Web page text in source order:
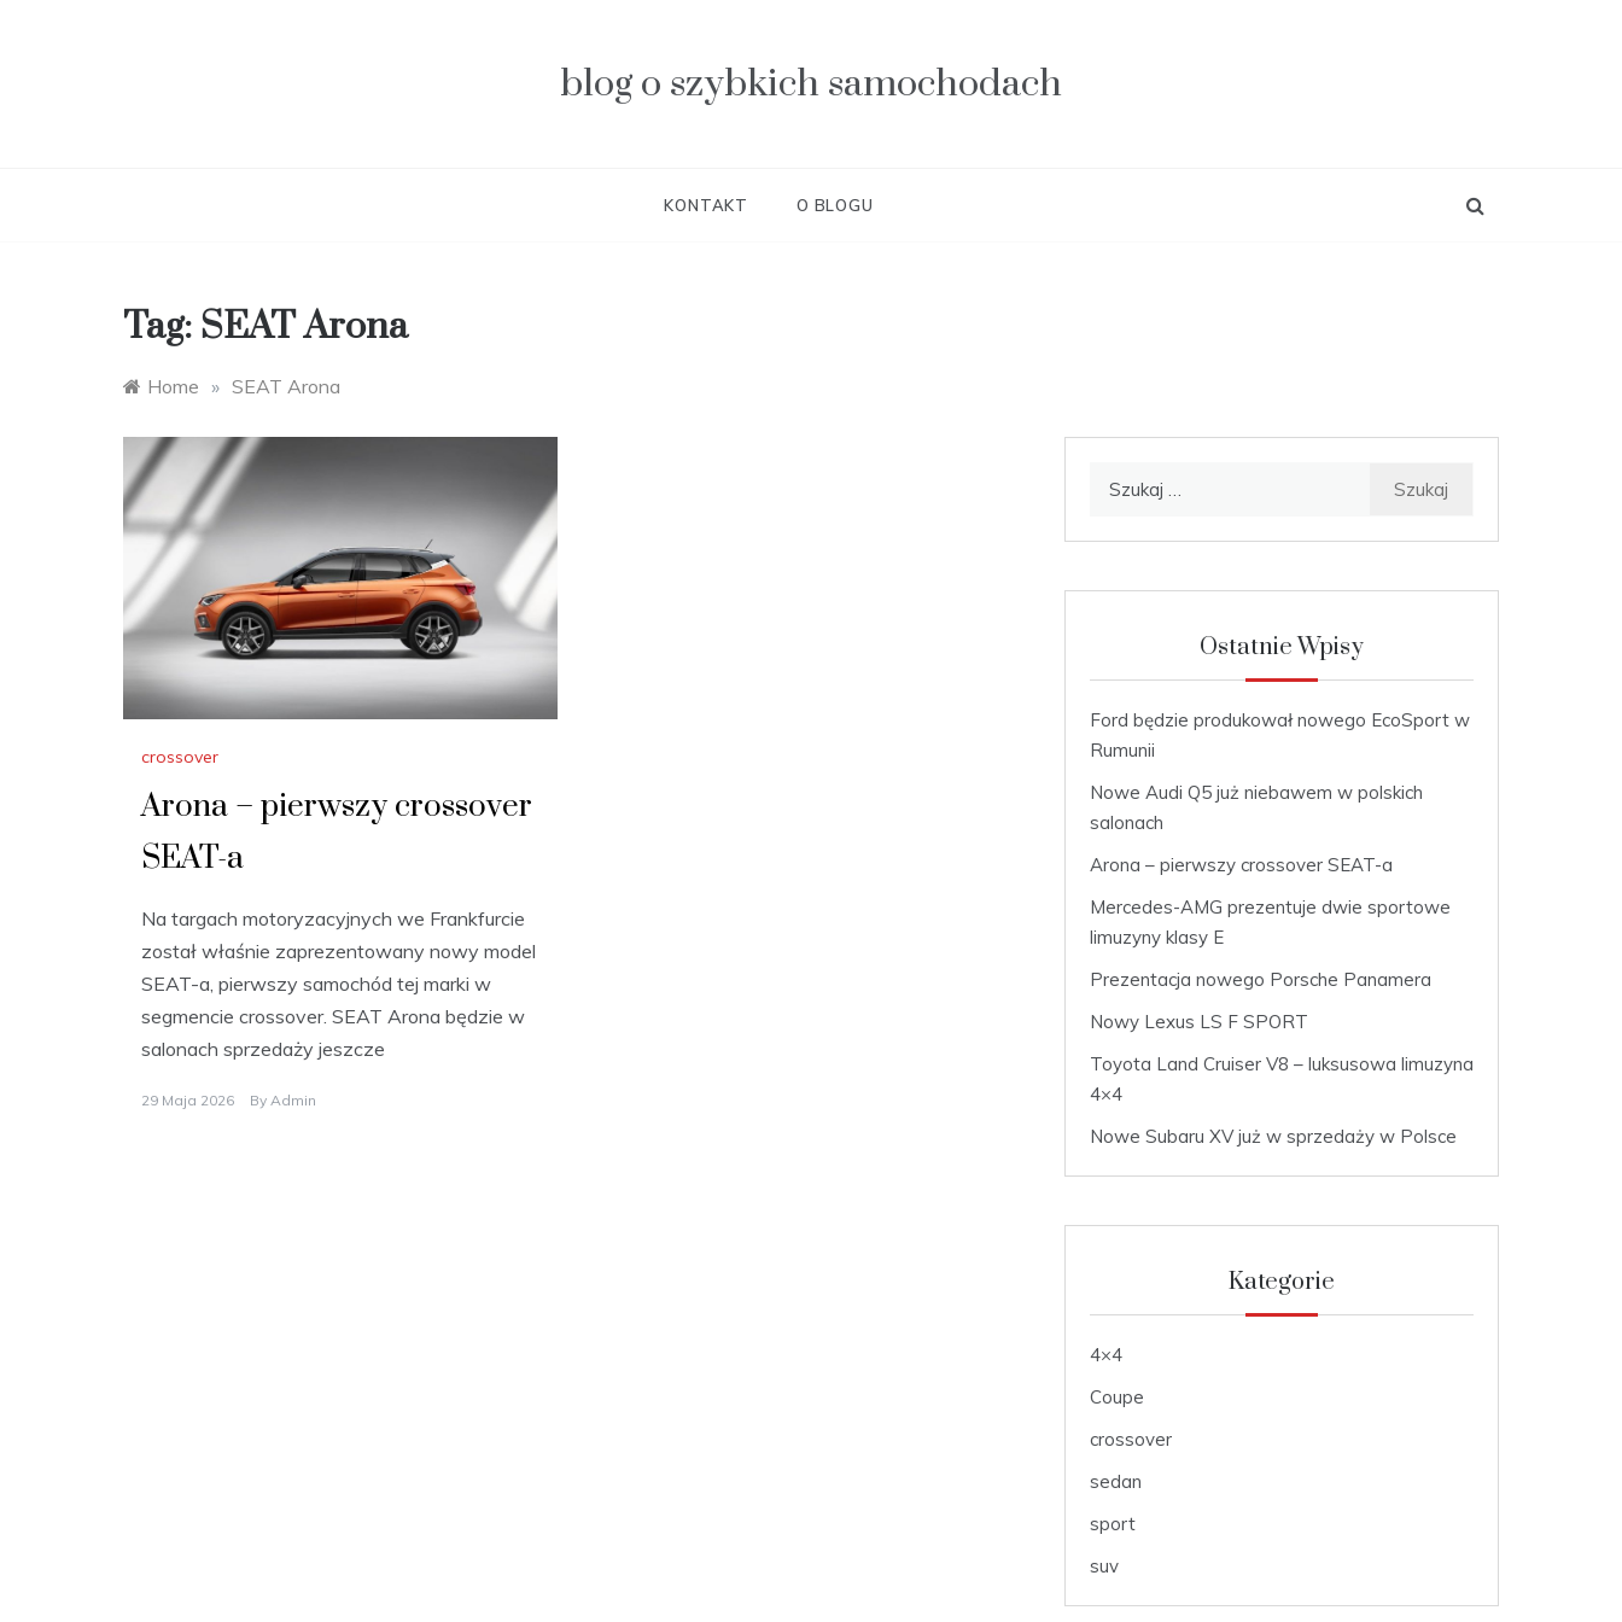
blog o szybkich samochodach
KONTAKT O BLOGU
Tag: SEAT Arona
Home » SEAT Arona
crossover
Arona – pierwszy crossover
SEAT-a
Na targach motoryzacyjnych we Frankfurcie
został właśnie zaprezentowany nowy model
SEAT-a, pierwszy samochód tej marki w
segmencie crossover. SEAT Arona będzie w
salonach sprzedaży jeszcze
29 Maja 2026 By Admin
Ostatnie Wpisy
Ford będzie produkował nowego EcoSport w
Rumunii
Nowe Audi Q5 już niebawem w polskich
salonach
Arona – pierwszy crossover SEAT-a
Mercedes-AMG prezentuje dwie sportowe
limuzyny klasy E
Prezentacja nowego Porsche Panamera
Nowy Lexus LS F SPORT
Toyota Land Cruiser V8 – luksusowa limuzyna
4×4
Nowe Subaru XV już w sprzedaży w Polsce
Kategorie
4×4
Coupe
crossover
sedan
sport
suv